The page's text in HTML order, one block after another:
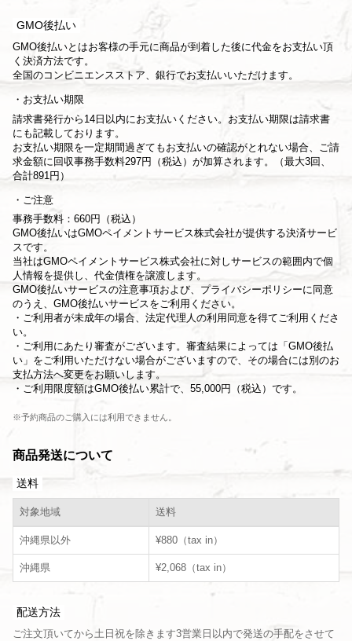
GMO後払い
GMO後払いとはお客様の手元に商品が到着した後に代金をお支払い頂
く決済方法です。
全国のコンビニエンスストア、銀行でお支払いいただけます。
お支払い期限
請求書発行から14日以内にお支払いください。お支払い期限は請求書
にも記載しております。
お支払い期限を一定期間過ぎてもお支払いの確認がとれない場合、ご請
求金額に回収事務手数料297円（税込）が加算されます。（最大3回、
合計891円）
ご注意
事務手数料：660円（税込）
GMO後払いはGMOペイメントサービス株式会社が提供する決済サービ
スです。
当社はGMOペイメントサービス株式会社に対しサービスの範囲内で個
人情報を提供し、代金債権を譲渡します。
GMO後払いサービスの注意事項および、 プライバシーポリシーに同意
のうえ、GMO後払いサービスをご利用ください。
・ご利用者が未成年の場合、法定代理人の利用同意を得てご利用くださ
い。
・ご利用にあたり審査がございます。審査結果によっては「GMO後払
い」をご利用いただけない場合がございますので、その場合には別のお
支払方法へ変更をお願いします。
・ご利用限度額はGMO後払い累計で、55,000円（税込）です。
※予約商品のご購入には利用できません。
商品発送について
送料
対象地域 送料
沖縄県以外 ¥880（tax in）
沖縄県 ¥2,068（tax in）
配送方法
ご注文頂いてから土日祝を除きます3営業日以内で発送の手配をさせて